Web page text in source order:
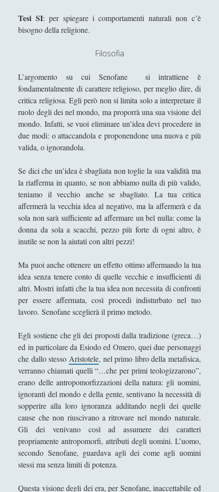
Leucippo - Vita e opere
Marco Tullio Cicerone - Vita e opere
Paradoxes of Skepticism
Parmenide - Vita e opere
Pitagora - Vita e opere
Been Set Aside?
Platone
Protagora - Vita e Opere
Seneca - Vita e opere
Senofane - Vita e Filosofia
Socrate - Vita e pensiero
Sun Tzu: uno studio sull'arte della guerra
Talete - Vita e Opere
Zenone di Elea - Vita e opere
► Filosofia Moderna(54)
Filosofia Romantica (6)
► Filosofia Contemporanea(86)
► I Grandi Temi della Filosofia(523)
► Corsi Di Filosofia(10)
► Spiegazioni per una Filosofia più Easy!(40)
► Filosofia Applicata
Tesi SI: per spiegare i comportamenti naturali non c’è
bisogno della religione.
Filosofia
L’argomento su cui Senofane si intrattiene è
fondamentalmente di carattere religioso, per meglio dire, di
critica religiosa. Egli però non si limita solo a interpretare il
ruolo degli dei nel mondo, ma proporrà una sua visione del
mondo. Infatti, se vuoi eliminare un’idea devi procedere in
due modi: o attaccandola e proponendone una nuova e più
valida, o ignorandola.
Se dici che un’idea è sbagliata non toglie la sua validità ma
la riafferma in quanto, se non abbiamo nulla di più valido,
teniamo il vecchio anche se sbagliato. La tua critica
affermerà la vecchia idea al negativo, ma la affermerà e da
sola non sarà sufficiente ad affermare un bel nulla: come la
donna da sola a scacchi, pezzo più forte di ogni altro, è
inutile se non la aiutati con altri pezzi!
Ma puoi anche ottenere un effetto ottimo affermando la tua
idea senza tenere conto di quelle vecchie e insufficienti di
altri. Mostri infatti che la tua idea non necessita di confronti
per essere affermata, così procedi indisturbato nel tuo
lavoro. Senofane sceglierà il primo metodo.
Egli sostiene che gli dei proposti dalla tradizione (greca…)
ed in particolare da Esiodo ed Omero, quei due personaggi
che dallo stesso Aristotele, nel primo libro della metafisica,
verranno chiamati quelli “…che per primi teologizzarono”,
erano delle antropomorfizzazioni della natura: gli uomini,
ignoranti del mondo e della gente, sentivano la necessità di
sopperire alla loro ignoranza additando negli dei quelle
cause che non riuscivano a ritrovare nel mondo naturale.
Gli dei venivano così ad assumere dei caratteri
propriamente antropomorfi, attributi degli uomini. L’uomo,
secondo Senofane, guardava agli dei come agli uomini
stessi ma senza limiti di potenza.
Questa visione degli dei era, per Senofane, inaccettabile ed